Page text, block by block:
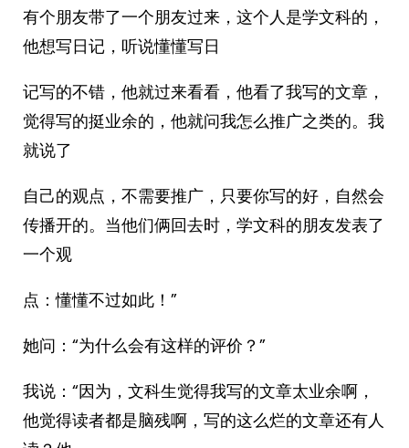
有个朋友带了一个朋友过来，这个人是学文科的，
他想写日记，听说懂懂写日
记写的不错，他就过来看看，他看了我写的文章，
觉得写的挺业余的，他就问我怎么推广之类的。我
就说了
自己的观点，不需要推广，只要你写的好，自然会
传播开的。当他们俩回去时，学文科的朋友发表了
一个观
点：懂懂不过如此！”
她问：“为什么会有这样的评价？”
我说：“因为，文科生觉得我写的文章太业余啊，
他觉得读者都是脑残啊，写的这么烂的文章还有人